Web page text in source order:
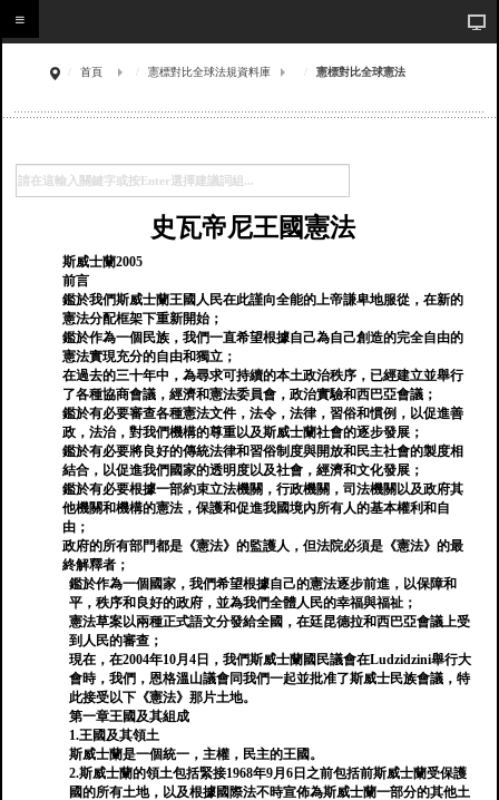
首頁 憲標對比全球法規資料庫 憲標對比全球憲法
史瓦帝尼王國憲法
斯威士蘭2005
前言
鑑於我們斯威士蘭王國人民在此謹向全能的上帝謙卑地服從，在新的
憲法分配框架下重新開始；
鑑於作為一個民族，我們一直希望根據自己為自己創造的完全自由的
憲法實現充分的自由和獨立；
在過去的三十年中，為尋求可持續的本土政治秩序，已經建立並舉行
了各種協商會議，經濟和憲法委員會，政治實驗和西巴亞會議；
鑑於有必要審查各種憲法文件，法令，法律，習俗和慣例，以促進善
政，法治，對我們機構的尊重以及斯威士蘭社會的逐步發展；
鑑於有必要將良好的傳統法律和習俗制度與開放和民主社會的製度相
結合，以促進我們國家的透明度以及社會，經濟和文化發展；
鑑於有必要根據一部約束立法機關，行政機關，司法機關以及政府其
他機關和機構的憲法，保護和促進我國境內所有人的基本權利和自
由；
政府的所有部門都是《憲法》的監護人，但法院必須是《憲法》的最
終解釋者；
鑑於作為一個國家，我們希望根據自己的憲法逐步前進，以保障和
平，秩序和良好的政府，並為我們全體人民的幸福與福祉；
憲法草案以兩種正式語文分發給全國，在廷昆德拉和西巴亞會議上受
到人民的審查；
現在，在2004年10月4日，我們斯威士蘭國民議會在Ludzidzini舉行大
會時，我們，恩格溫山議會同我們一起並批准了斯威士民族會議，特
此接受以下《憲法》那片土地。
第一章王國及其組成
1.王國及其領土
斯威士蘭是一個統一，主權，民主的王國。
2.斯威士蘭的領土包括緊接1968年9月6日之前包括前斯威士蘭受保護
國的所有土地，以及根據國際法不時宣佈為斯威士蘭一部分的其他土